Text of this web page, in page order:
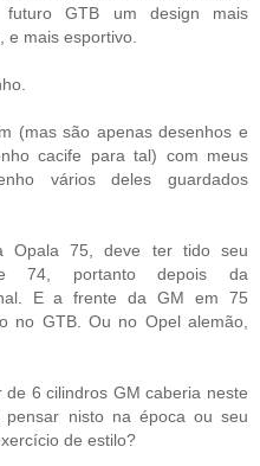
GTB um design mais
e mais esportivo.
(mas são apenas desenhos e
cacife para tal) com meus
vários deles guardados
Opala 75, deve ter tido seu
74, portanto depois da
E a frente da GM em 75
no GTB. Ou no Opel alemão,
6 cilindros GM caberia neste
pensar nisto na época ou seu
de estilo?